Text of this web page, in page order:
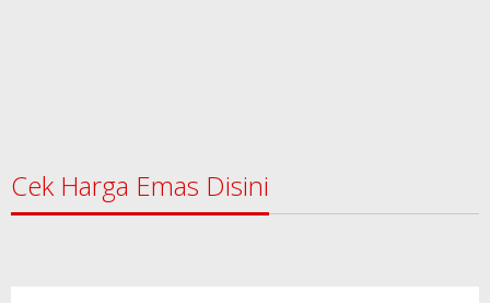
Cek Harga Emas Disini